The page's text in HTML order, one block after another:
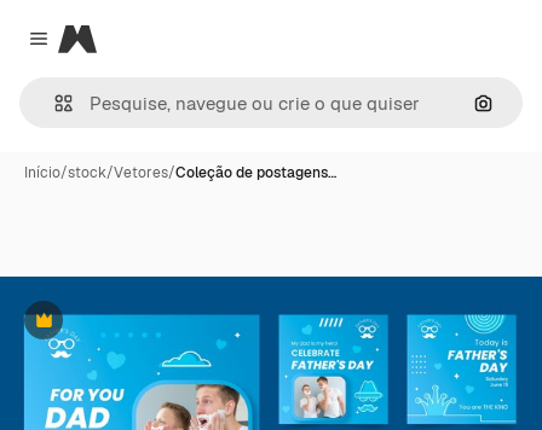
Close menu
Magnific
Início/stock/Vetores/Coleção de postagens…
Premium